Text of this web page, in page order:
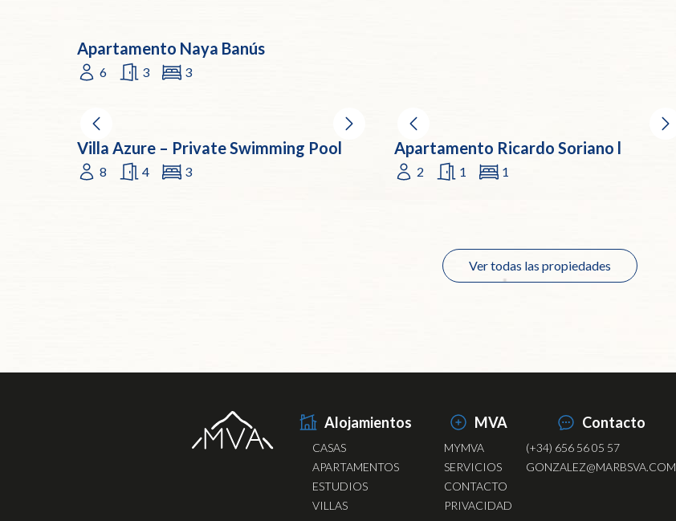
Apartamento Naya Banús
6 3 3
Villa Azure – Private Swimming Pool
8 4 3
Apartamento Ricardo Soriano l
2 1 1
Ver todas las propiedades
Alojamientos
CASAS
APARTAMENTOS
ESTUDIOS
VILLAS
MVA
MYMVA
SERVICIOS
CONTACTO
PRIVACIDAD
Contacto
(+34) 656 56 05 57
GONZALEZ@MARBSVA.COM